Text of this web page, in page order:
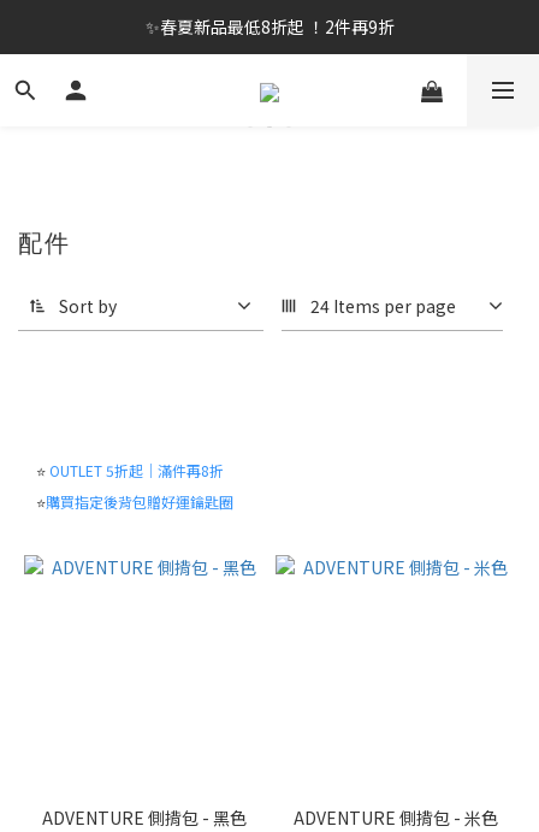
✨春夏新品最低8折起 ！2件再9折
✨春夏新品最低8折起 ！2件再9折
🔥OULET SALE! 降至5折起 滿件再8折
✨購買指定後背包送好運鑰匙圈 (贈完為止)
配件
Sort by 24 Items per page
⭐OUTLET 5折起｜滿件再8折
⭐購買指定後背包贈好運鑰匙圈
ADVENTURE 側揹包 - 黑色 ADVENTURE 側揹包 - 米色